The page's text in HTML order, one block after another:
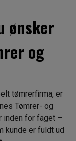
ønsker
og
tømrerfirma, er
Tømrer- og
inden for faget –
kunde er ​fuldt ud